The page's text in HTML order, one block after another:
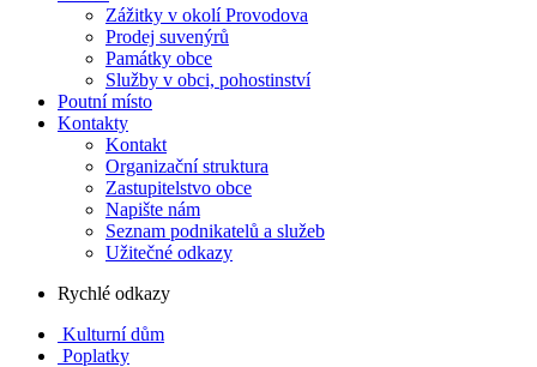
Zážitky v okolí Provodova
Prodej suvenýrů
Památky obce
Služby v obci, pohostinství
Poutní místo
Kontakty
Kontakt
Organizační struktura
Zastupitelstvo obce
Napište nám
Seznam podnikatelů a služeb
Užitečné odkazy
Rychlé odkazy
Kulturní dům
Poplatky